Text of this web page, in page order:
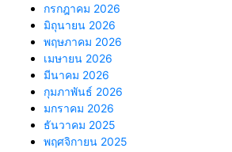
กรกฎาคม 2026
มิถุนายน 2026
พฤษภาคม 2026
เมษายน 2026
มีนาคม 2026
กุมภาพันธ์ 2026
มกราคม 2026
ธันวาคม 2025
พฤศจิกายน 2025